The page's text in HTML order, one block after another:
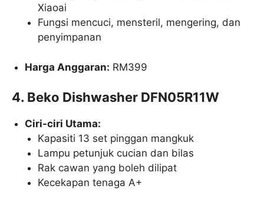
Xiaoai
Fungsi mencuci, mensteril, mengering, dan
penyimpanan
Harga Anggaran: RM399
4. Beko Dishwasher DFN05R11W
Ciri-ciri Utama:
Kapasiti 13 set pinggan mangkuk
Lampu petunjuk cucian dan bilas
Rak cawan yang boleh dilipat
Kecekapan tenaga A+